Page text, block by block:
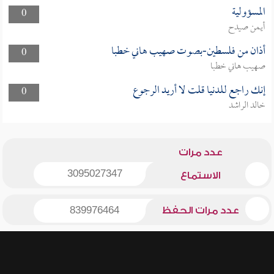
0
المسؤولية
أيمن صيدح
0
أذان من فلسطين-بصوت صهيب هاني خطبا
صهيب هاني خطبا
0
إنك راجع للدنيا قلت لا أريد الرجوع
خالد الراشد
عدد مرات
الاستماع 3095027347
عدد مرات الحفظ 839976464